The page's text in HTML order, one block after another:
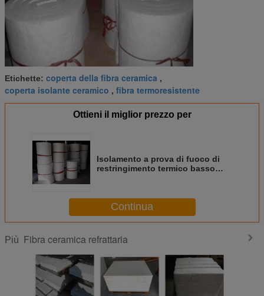
Etichette: coperta della fibra ceramica ,
coperta isolante ceramico , fibra termoresistente
Ottieni il miglior prezzo per
Isolamento a prova di fuoco di
restringimento termico basso
Continua
Più Fibra ceramica refrattaria